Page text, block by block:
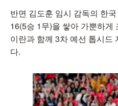
반면 김도훈 임시 감독의 한
16(5승 1무)을 쌓아 가뿐하게
이란과 함께 3차 예선 톱시드
다.